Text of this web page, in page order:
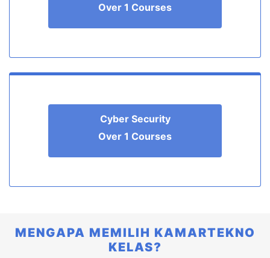
MENGAPA MEMILIH KAMARTEKNO
Kami memiliki tim instruktur berpengalaman yang
telah bekerja di industri teknologi selama
bertahun-tahun.